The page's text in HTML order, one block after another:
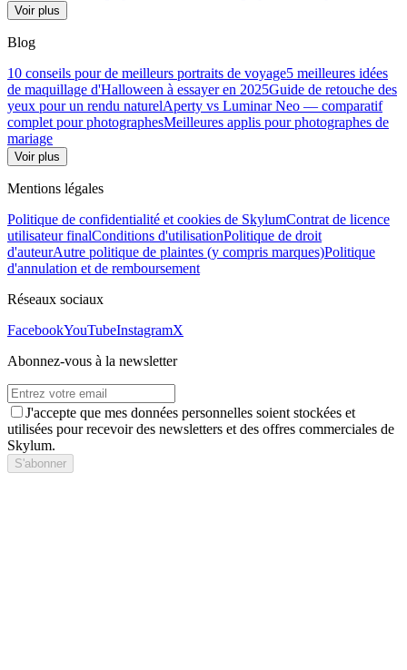
Voir plus
Blog
10 conseils pour de meilleurs portraits de voyage5 meilleures idées
de maquillage d'Halloween à essayer en 2025Guide de retouche des
yeux pour un rendu naturelAperty vs Luminar Neo — comparatif
complet pour photographesMeilleures applis pour photographes de
mariage
Voir plus
Mentions légales
Politique de confidentialité et cookies de SkylumContrat de licence
utilisateur finalConditions d'utilisationPolitique de droit
d'auteurAutre politique de plaintes (y compris marques)Politique
d'annulation et de remboursement
Réseaux sociaux
FacebookYouTubeInstagramX
Abonnez-vous à la newsletter
J'accepte que mes données personnelles soient stockées et
utilisées pour recevoir des newsletters et des offres commerciales de
Skylum.
S'abonner